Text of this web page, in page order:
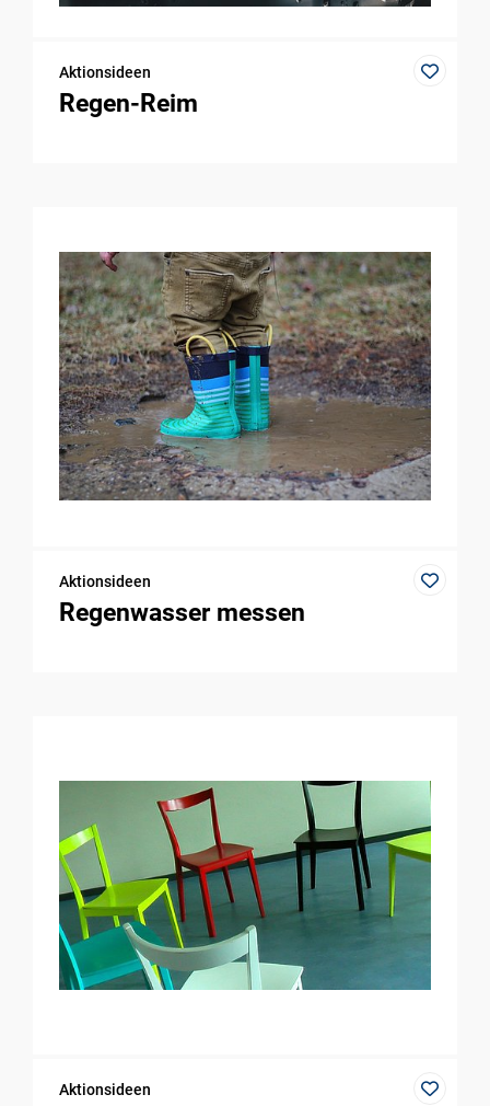
Aktionsideen
Regen-Reim
Aktionsideen
Regenwasser messen
Aktionsideen